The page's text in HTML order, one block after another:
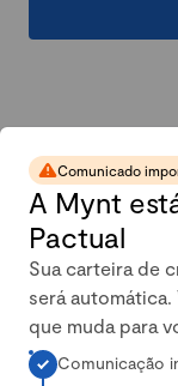
A
Comunicado
A Mynt
Pactual
Sua carteira de
será automática.
que muda para
Comunicação